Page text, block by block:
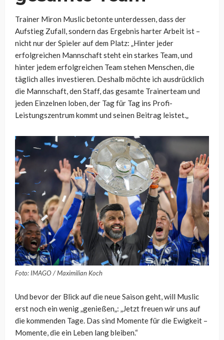
Trainer Miron Muslic betonte unterdessen, dass der
Aufstieg Zufall, sondern das Ergebnis harter Arbeit ist –
nicht nur der Spieler auf dem Platz: „Hinter jeder
erfolgreichen Mannschaft steht ein starkes Team, und
hinter jedem erfolgreichen Team stehen Menschen, die
täglich alles investieren. Deshalb möchte ich ausdrücklich
die Mannschaft, den Staff, das gesamte Trainerteam und
jeden Einzelnen loben, der Tag für Tag ins Profi-
Leistungszentrum kommt und seinen Beitrag leistet.„
Foto: IMAGO / Maximilian Koch
Und bevor der Blick auf die neue Saison geht, will Muslic
erst noch ein wenig „genießen„: „Jetzt freuen wir uns auf
die kommenden Tage. Das sind Momente für die Ewigkeit –
Momente, die ein Leben lang bleiben.“